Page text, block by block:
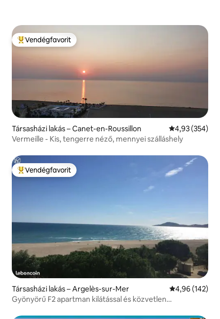
Kiemelt vendégfavorit
Vendégfavorit
Társasházi lakás – Canet-en-Roussillon Átlagos
4,93 (354)
Vermeille - Kis, tengerre néző, mennyei szálláshely
Kiemelt vendégfavorit
Vendégfavorit
Társasházi lakás – Argelès-sur-Mer Átlagos
4,96 (142)
Gyönyörű F2 apartman kilátással és közvetlen